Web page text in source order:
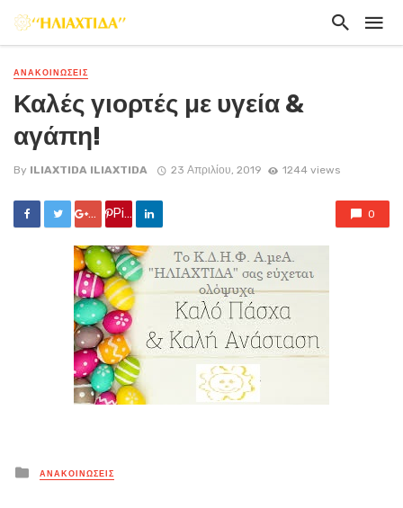
ΑΝΑΚΟΙΝΏΣΕΙΣ
Καλές γιορτές με υγεία &
αγάπη!
By ILIAXTIDA ILIAXTIDA 23 Απριλίου, 2019 1244 views
Google +
Pin it 0
Posted
in
ΑΝΑΚΟΙΝΏΣΕΙΣ